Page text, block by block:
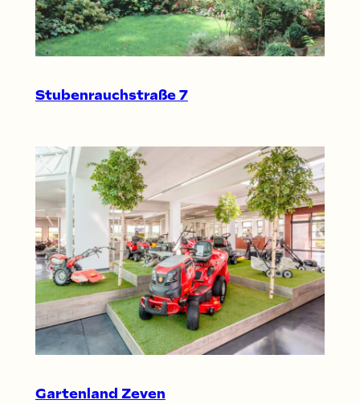
Stubenrauchstraße 7
Gartenland Zeven